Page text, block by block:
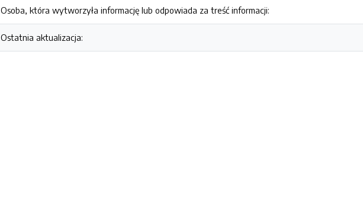
Osoba, która wytworzyła informację lub odpowiada za treść informacji:
Ostatnia aktualizacja: